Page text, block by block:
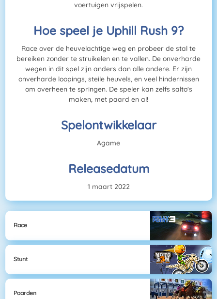
voertuigen vrijspelen.
Hoe speel je Uphill Rush 9?
Race over de heuvelachtige weg en probeer de stal te
bereiken zonder te struikelen en te vallen. De onverharde
wegen in dit spel zijn anders dan alle andere. Er zijn
onverharde loopings, steile heuvels, en veel hindernissen
om overheen te springen. De speler kan zelfs salto's
maken, met paard en al!
Spelontwikkelaar
Agame
Releasedatum
1 maart 2022
Race
Stunt
Paarden